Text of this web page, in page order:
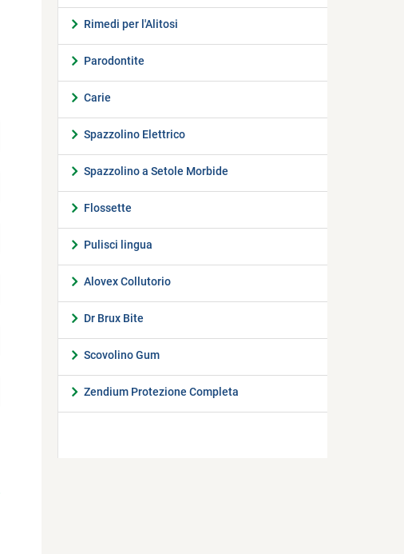
Rimedi per l'Alitosi
Parodontite
Carie
Spazzolino Elettrico
Spazzolino a Setole Morbide
Flossette
Pulisci lingua
Alovex Collutorio
Dr Brux Bite
Scovolino Gum
Zendium Protezione Completa